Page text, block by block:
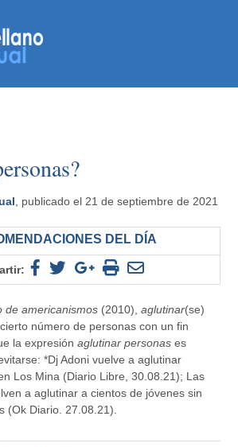
, publicado el 21 de septiembre de 2021
DEL DÍA
de americanismos (2010),aglutinar(se)
número de personas con un fin
la expresiónaglutinar personas es
*Dj Adoni vuelve a aglutinar
Los Mina (Diario Libre, 30.08.21); Las
a aglutinar a cientos de jóvenes sin
(Ok Diario. 27.08.21).